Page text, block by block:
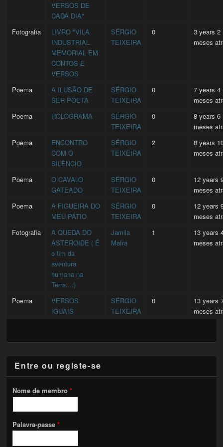
VERSOS DE
CADA DIA"
Fotografia
LIVRO "VILA
INDUSTRIAL
MEMORIAL EM
CONTOS E
VERSOS
SÉRGIO
TEIXEIRA
0
3 years 2
meses
Poema
A ILUSÃO DE
SER POETA
SÉRGIO
TEIXEIRA
0
7 years 4
meses
Poema
HOLOGRAMA
SÉRGIO
TEIXEIRA
0
8 years 6
meses
Poema
ENCONTRO
COM O
SILÊNCIO
SÉRGIO
TEIXEIRA
2
8 years
meses
Poema
O CAVALO
GATEADO
SÉRGIO
TEIXEIRA
0
12 years
meses
Poema
A FIGUEIRA DO
MEU PÁTIO
SÉRGIO
TEIXEIRA
0
12 years
meses
Fotografia
A QUEDA DO
ASTEROIDE ( É
o fim da
aventura
humana na
Terra....)
Jamila
Mafra
1
13 years
meses
Poema
VERSOS
IGUAIS
SÉRGIO
TEIXEIRA
0
13 years
meses
Entre ou registe-se
Nome de membro*
Palavra-passe*